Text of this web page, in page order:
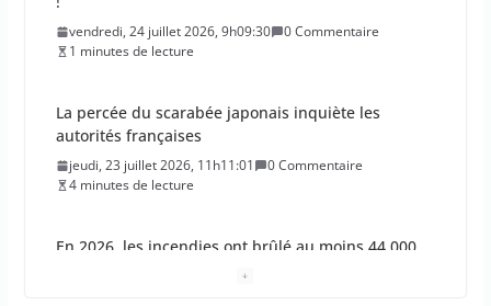
jeudi, 23 juillet 2026, 11h11:01
0 Commentaire
4 minutes de lecture
En 2026, les incendies ont brûlé au moins 44 000
hectares en France
jeudi, 23 juillet 2026, 10h10:30
0 Commentaire
1 minutes de lecture
Les députés approuvent les viols en série sur les